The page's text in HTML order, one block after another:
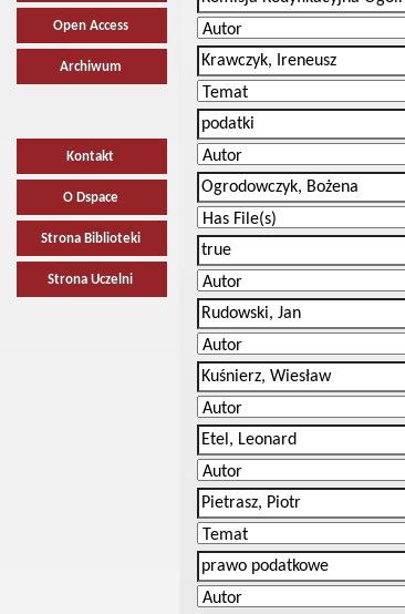
Open Access
Archiwum
Kontakt
O Dspace
Strona Biblioteki
Strona Uczelni